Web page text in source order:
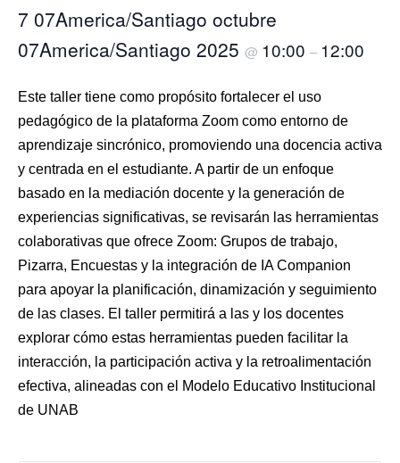
7 07America/Santiago octubre
07America/Santiago 2025 @ 10:00 – 12:00
Este taller tiene como propósito fortalecer el uso
pedagógico de la plataforma Zoom como entorno de
aprendizaje sincrónico, promoviendo una docencia activa
y centrada en el estudiante. A partir de un enfoque
basado en la mediación docente y la generación de
experiencias significativas, se revisarán las herramientas
colaborativas que ofrece Zoom: Grupos de trabajo,
Pizarra, Encuestas y la integración de IA Companion
para apoyar la planificación, dinamización y seguimiento
de las clases. El taller permitirá a las y los docentes
explorar cómo estas herramientas pueden facilitar la
interacción, la participación activa y la retroalimentación
efectiva, alineadas con el Modelo Educativo Institucional
de UNAB